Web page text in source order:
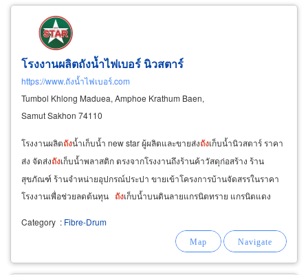
โรงงานผลิตถังน้ำไฟเบอร์ นิวสตาร์
https://www.ถังน้ำไฟเบอร์.com
Tumbol Khlong Maduea, Amphoe Krathum Baen,
Samut Sakhon 74110
โรงงานผลิตถังน้ำเก็บน้ำ new star ผู้ผลิตและขายส่งถังเก็บน้ำนิวสตาร์ ราคา
ส่ง จัดส่งถังเก็บน้ำพลาสติก ตรงจากโรงงานถึงร้านค้าวัสดุก่อสร้าง ร้าน
สุขภัณฑ์ ร้านจำหน่ายอุปกรณ์ประปา ขายเข้าโครงการบ้านจัดสรรในราคา
โรงงานเพื่อช่วยลดต้นทุน ถังเก็บน้ำบนดินลายแกรนิตทราย แกรนิตแดง
Category : Fibre-Drum